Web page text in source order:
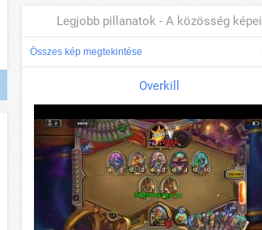
Legjobb pillanatok - A közösség képei
Összes kép megtekintése
Overkill